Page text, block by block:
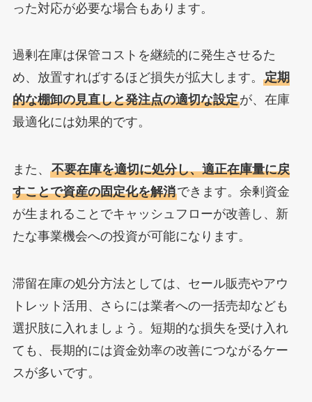
った対応が必要な場合もあります。
過剰在庫は保管コストを継続的に発生させるた
め、放置すればするほど損失が拡大します。 定期
的な棚卸の見直しと発注点の適切な設定が、在庫
最適化には効果的です。
また、 不要在庫を適切に処分し、適正在庫量に戻
すことで資産の固定化を解消できます。余剰資金
が生まれることでキャッシュフローが改善し、新
たな事業機会への投資が可能になります。
滞留在庫の処分方法としては、セール販売やアウ
トレット活用、さらには業者への一括売却なども
選択肢に入れましょう。短期的な損失を受け入れ
ても、長期的には資金効率の改善につながるケー
スが多いです。